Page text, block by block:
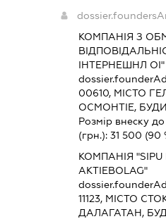
КОМПАНІЯ З
ІНТЕРНЕШНЛ ОІ"
00610, МІСТО
ОСМОНТІЕ,
Розмір внеску
(грн.): 31 500 (90
КОМПАНІЯ "SIPU
AKTIEBOLAG"
11123, МІСТО
ДАЛАГАТАН,